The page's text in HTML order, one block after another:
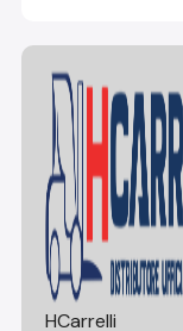
HCarrelli